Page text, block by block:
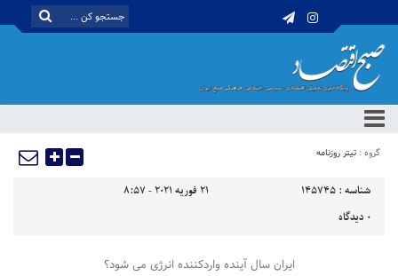
گروه : تیتر روزنامه
شناسه : 145745
21 فوریه 2021 - 8:57
0 دیدگاه
ایران سال آینده واردکننده انرژی می شود؟